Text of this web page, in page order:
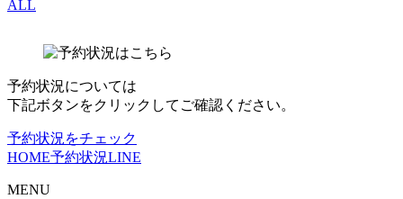
ALL
予約状況については
下記ボタンをクリックしてご確認ください。
予約状況をチェック
HOME予約状況LINE
MENU